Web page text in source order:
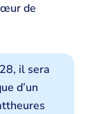
de
il sera
d’un